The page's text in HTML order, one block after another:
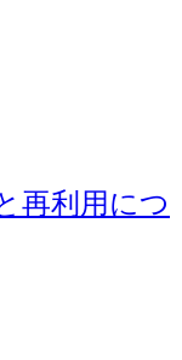
再利用につ